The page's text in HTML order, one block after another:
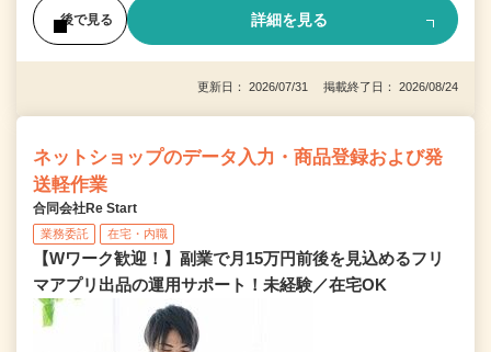
後で見る 詳細を見る
更新日： 2026/07/31 掲載終了日： 2026/08/24
ネットショップのデータ入力・商品登録および発
送軽作業
合同会社Re Start
業務委託 在宅・内職
【Wワーク歓迎！】副業で月15万円前後を見込めるフリ
マアプリ出品の運用サポート！未経験／在宅OK